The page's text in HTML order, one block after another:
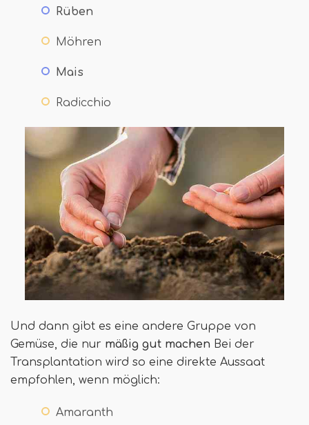
Rüben
Möhren
Mais
Radicchio
Und dann gibt es eine andere Gruppe von
Gemüse, die nur mäßig gut machen Bei der
Transplantation wird so eine direkte Aussaat
empfohlen, wenn möglich:
Amaranth